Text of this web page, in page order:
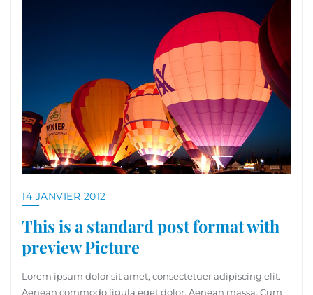
14 JANVIER 2012
This is a standard post format with
preview Picture
Lorem ipsum dolor sit amet, consectetuer adipiscing elit.
Aenean commodo ligula eget dolor. Aenean massa. Cum